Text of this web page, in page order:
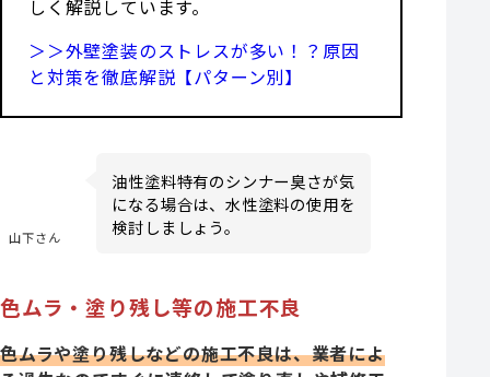
しく解説しています。
＞＞外壁塗装のストレスが多い！？原因
と対策を徹底解説【パターン別】
山下さん
油性塗料特有のシンナー臭さが気
になる場合は、水性塗料の使用を
検討しましょう。
色ムラ・塗り残し等の施工不良
色ムラや塗り残しなどの施工不良は、業者によ